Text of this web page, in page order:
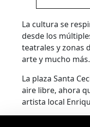
La cultura se
desde los
teatrales y zonas
arte y mucho más.
La plaza Santa
aire libre, ahora
artista local